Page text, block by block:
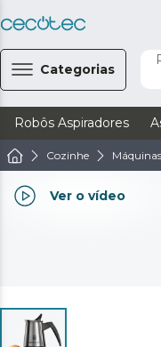
Categorias
Robôs Aspiradores
Cozinhe
Ver o vídeo